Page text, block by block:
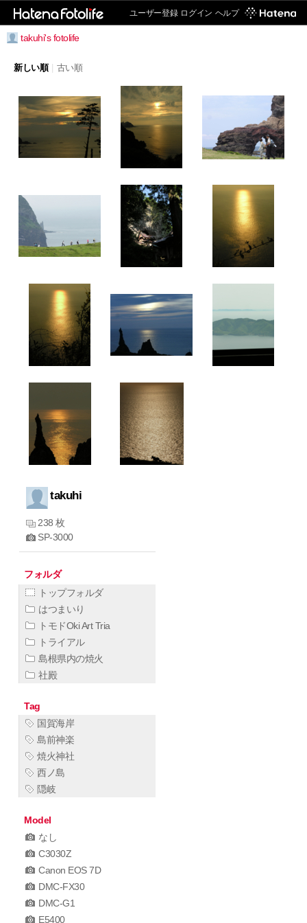
ユーザー登録 ログイン ヘルプ
takuhi's fotolife
新しい順 古い順
takuhi
238 枚
SP-3000
フォルダ
トップフォルダ
はつまいり
トモドOki Art Tria
トライアル
島根県内の焼火
社殿
Tag
国賀海岸
島前神楽
焼火神社
西ノ島
隠岐
Model
なし
C3030Z
Canon EOS 7D
DMC-FX30
DMC-G1
E5400